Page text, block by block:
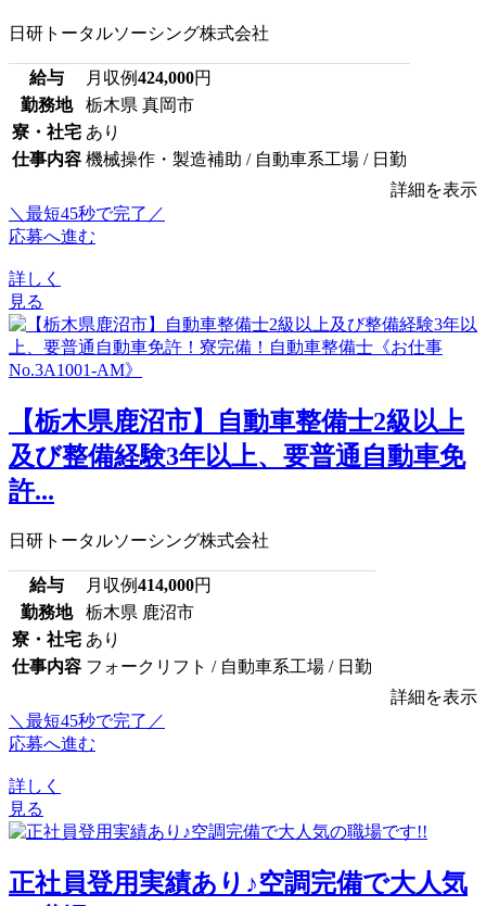
日研トータルソーシング株式会社
給与 月収例424,000円
勤務地
栃木県 真岡市
寮・社宅 あり
仕事内容 機械操作・製造補助 / 自動車系工場 / 日勤
詳細を表示
＼最短45秒で完了／
応募へ進む
詳しく
見る
【栃木県鹿沼市】自動車整備士2級以上
及び整備経験3年以上、要普通自動車免
許...
日研トータルソーシング株式会社
給与 月収例414,000円
勤務地
栃木県 鹿沼市
寮・社宅 あり
仕事内容 フォークリフト / 自動車系工場 / 日勤
詳細を表示
＼最短45秒で完了／
応募へ進む
詳しく
見る
正社員登用実績あり♪空調完備で大人気